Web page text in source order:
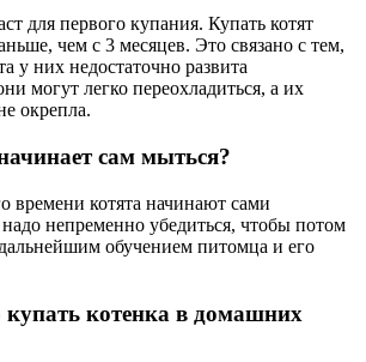
для первого купания. Купать котят
чем с 3 месяцев. Это связано с тем,
у них недостаточно развита
могут легко переохладиться, а их
окрепла.
сам мыться?
времени котята начинают сами
непременно убедиться, чтобы потом
обучением питомца и его
котенка в домашних